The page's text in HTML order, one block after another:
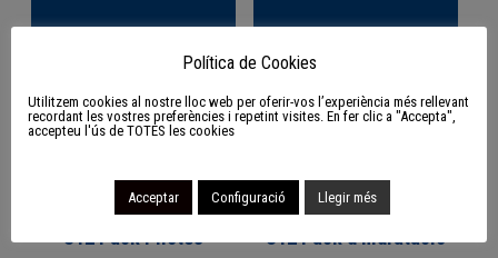
S12 Pack Pilotes S12 Pack d’hidratació
Política de Cookies
Utilitzem cookies al nostre lloc web per oferir-vos l’experiència més rellevant
recordant les vostres preferències i repetint visites. En fer clic a "Accepta",
accepteu l'ús de TOTES les cookies
Acceptar Configuració Llegir més